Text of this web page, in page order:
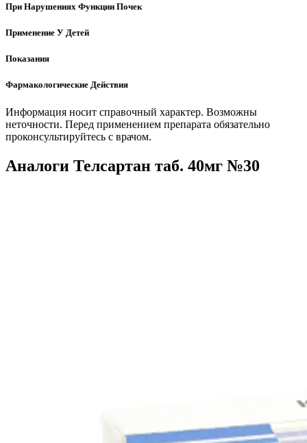
При Нарушениях Функции Почек
Применение У Детей
Показания
Фармакологические Действия
Информация носит справочный характер. Возможны
неточности. Перед применением препарата обязательно
проконсультируйтесь с врачом.
Аналоги Телсартан таб. 40мг №30